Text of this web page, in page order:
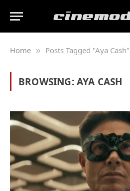
Home » Posts Tagged "Aya Cash"
BROWSING:AYA CASH